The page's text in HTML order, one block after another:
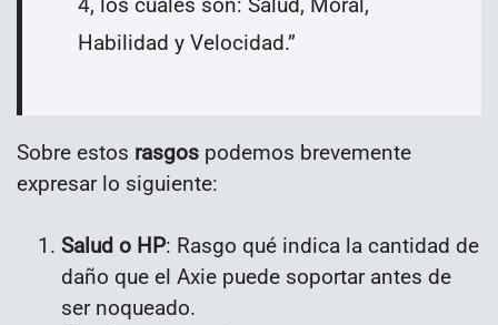
Habilidad y Velocidad.”
Sobre estos rasgos podemos brevemente
expresar lo siguiente:
Salud o HP: Rasgo qué indica la cantidad de
daño que el Axie puede soportar antes de
ser noqueado.